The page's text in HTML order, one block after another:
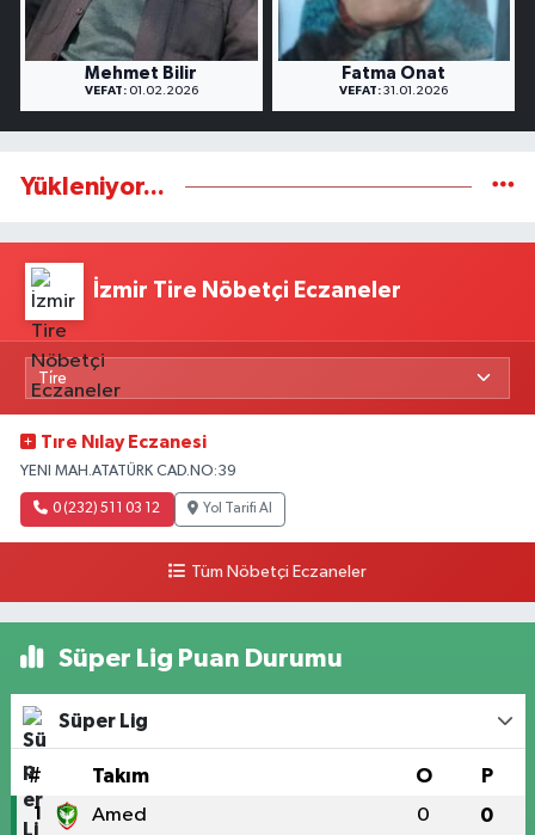
Mehmet Bilir
VEFAT:01.02.2026
Fatma Onat
VEFAT: 31.01.2026
Yükleniyor...
İzmir Tire Nöbetçi Eczaneler
Tıre Nılay Eczanesi
YENI MAH.ATATÜRK CAD.NO:39
0 (232) 511 03 12 Yol Tarifi Al
Tüm Nöbetçi Eczaneler
Süper Lig Puan Durumu
Süper Lig
# Takım O P
1 Amed 0 0